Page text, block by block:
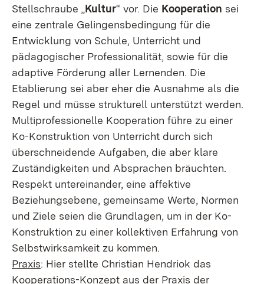
Stellschraube „Kultur“ vor. Die Kooperation sei
eine zentrale Gelingensbedingung für die
Entwicklung von Schule, Unterricht und
pädagogischer Professionalität, sowie für die
adaptive Förderung aller Lernenden. Die
Etablierung sei aber eher die Ausnahme als die
Regel und müsse strukturell unterstützt werden.
Multiprofessionelle Kooperation führe zu einer
Ko-Konstruktion von Unterricht durch sich
überschneidende Aufgaben, die aber klare
Zuständigkeiten und Absprachen bräuchten.
Respekt untereinander, eine affektive
Beziehungsebene, gemeinsame Werte, Normen
und Ziele seien die Grundlagen, um in der Ko-
Konstruktion zu einer kollektiven Erfahrung von
Selbstwirksamkeit zu kommen.
Praxis: Hier stellte Christian Hendriok das
Kooperations-Konzept aus der Praxis der